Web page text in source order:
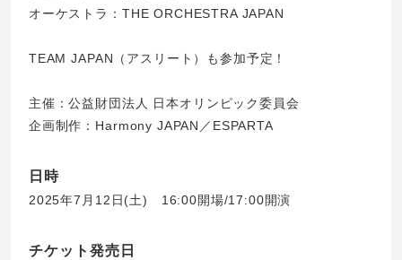
オーケストラ：THE ORCHESTRA JAPAN
TEAM JAPAN（アスリート）も参加予定！
主催：公益財団法人 日本オリンピック委員会
企画制作：Harmony JAPAN／ESPARTA
日時
2025年7月12日(土) 16:00開場/17:00開演
チケット発売日